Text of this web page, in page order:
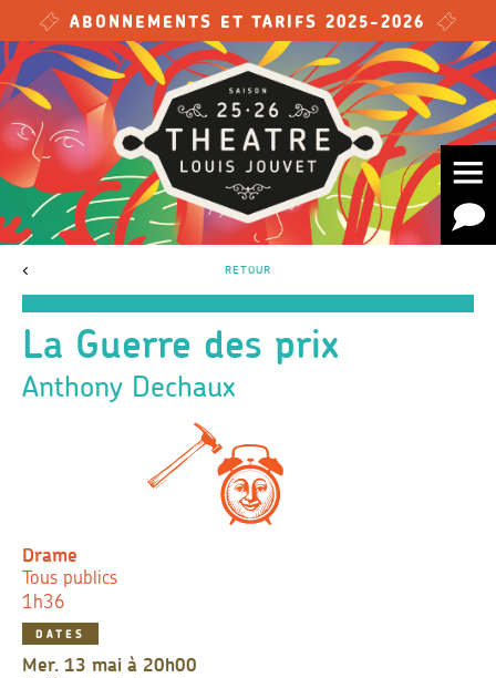
Skip to main content
ABONNEMENTS ET TARIFS 2025-2026
< RETOUR
La Guerre des prix
Anthony Dechaux
Drame
Tous publics
1h36
DATES
mer. 13 mai à 20h00